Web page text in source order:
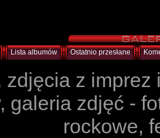
Lista albumów Ostatnio przesłane
zdjęcia z imprez
galeria zdjęć -
rockowe,